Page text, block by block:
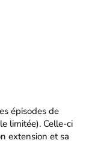
épisodes de
limitée). Celle-ci
extension et sa